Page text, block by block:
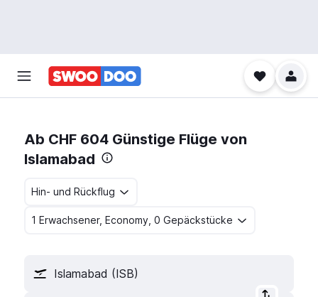
Ab CHF 604 Günstige Flüge von
Islamabad
Hin- und Rückflug
1 Erwachsener, Economy, 0 Gepäckstücke
Islamabad (ISB)